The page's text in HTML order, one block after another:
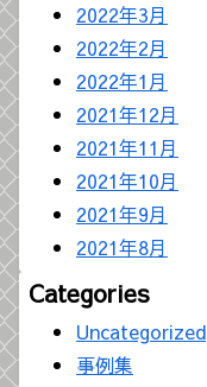
2022年3月
2022年2月
2022年1月
2021年12月
2021年11月
2021年10月
2021年9月
2021年8月
Categories
Uncategorized
事例集